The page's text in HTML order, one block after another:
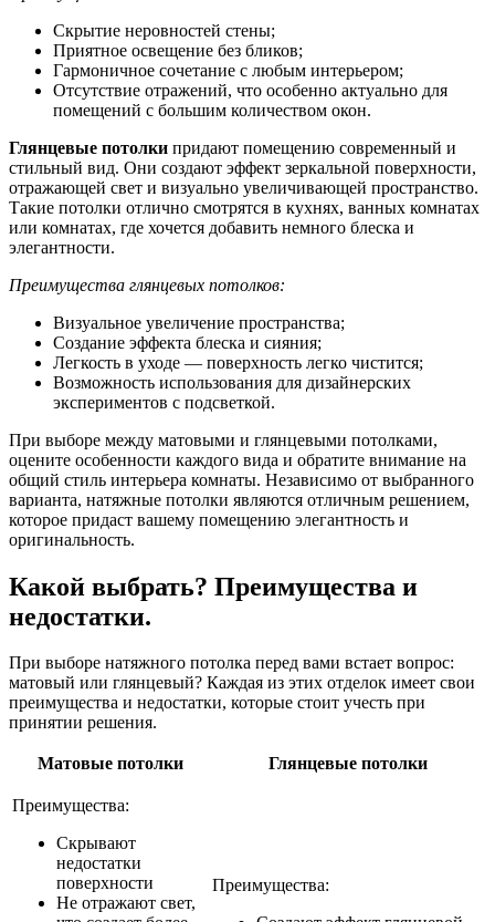
Скрытие неровностей стены;
Приятное освещение без бликов;
Гармоничное сочетание с любым интерьером;
Отсутствие отражений, что особенно актуально для
помещений с большим количеством окон.
Глянцевые потолки придают помещению современный и
стильный вид. Они создают эффект зеркальной поверхности,
отражающей свет и визуально увеличивающей пространство.
Такие потолки отлично смотрятся в кухнях, ванных комнатах
или комнатах, где хочется добавить немного блеска и
элегантности.
Преимущества глянцевых потолков:
Визуальное увеличение пространства;
Создание эффекта блеска и сияния;
Легкость в уходе — поверхность легко чистится;
Возможность использования для дизайнерских
экспериментов с подсветкой.
При выборе между матовыми и глянцевыми потолками,
оцените особенности каждого вида и обратите внимание на
общий стиль интерьера комнаты. Независимо от выбранного
варианта, натяжные потолки являются отличным решением,
которое придаст вашему помещению элегантность и
оригинальность.
Какой выбрать? Преимущества и
недостатки.
При выборе натяжного потолка перед вами встает вопрос:
матовый или глянцевый? Каждая из этих отделок имеет свои
преимущества и недостатки, которые стоит учесть при
принятии решения.
Матовые потолки Глянцевые потолки
Преимущества:
Скрывают
недостатки
поверхности
Не отражают свет,
Преимущества: